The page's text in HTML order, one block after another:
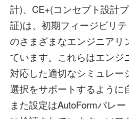
計)、CE+(コンセプト設計
証)は、初期フィージビリ
のさまざまなエンジニアリ
ています。これらはエンジ
対応した適切なシミュレー
選択をサポートするように
また設定はAutoFormパレ